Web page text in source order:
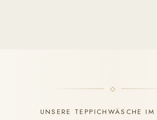
UNSERE TEPPICHWÄSCHE IM